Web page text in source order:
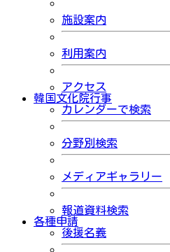
施設案内
利用案内
アクセス
韓国文化院行事
カレンダーで検索
分野別検索
メディアギャラリー
報道資料検索
各種申請
後援名義